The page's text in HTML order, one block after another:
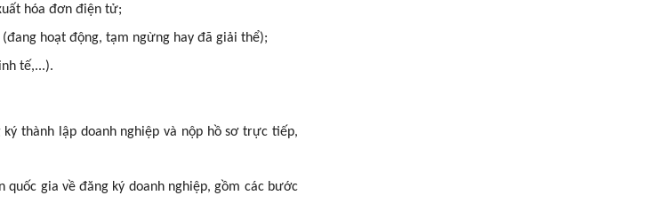
hóa đơn điện tử;
hoạt động, tạm ngừng hay đã giải thể);
tế,...).
thành lập doanh nghiệp và nộp hồ sơ trực tiếp,
gia về đăng ký doanh nghiệp, gồm các bước